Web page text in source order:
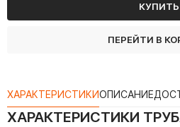
КУПИТЬ
ПЕРЕЙТИ В
ХАРАКТЕРИСТИКИОПИСАНИЕ
ХАРАКТЕРИСТИКИ